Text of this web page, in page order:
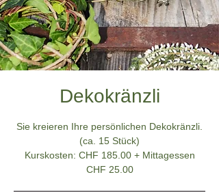
Dekokränzli
Sie kreieren Ihre persönlichen Dekokränzli.
(ca. 15 Stück)
Kurskosten: CHF 185.00 + Mittagessen
CHF 25.00